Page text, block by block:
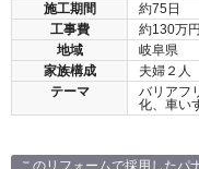
施工期間
約75日
工事費
約130万円
地域
岐阜県
家族構成
夫婦２人
テーマ
バリアフ
化、車い
このリフォームで採用したパ